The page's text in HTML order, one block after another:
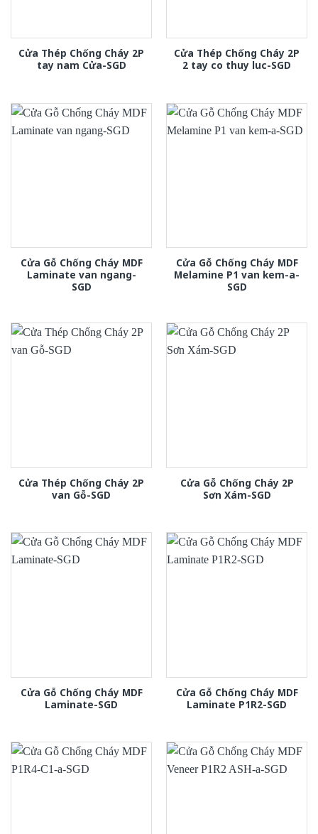
Cửa Thép Chống Cháy 2P
tay nam Cửa-SGD
Cửa Thép Chống Cháy 2P
2 tay co thuy luc-SGD
Cửa Gỗ Chống Cháy MDF
Laminate van ngang-
SGD
Cửa Gỗ Chống Cháy MDF
Melamine P1 van kem-a-
SGD
Cửa Thép Chống Cháy 2P
van Gỗ-SGD
Cửa Gỗ Chống Cháy 2P
Sơn Xám-SGD
Cửa Gỗ Chống Cháy MDF
Laminate-SGD
Cửa Gỗ Chống Cháy MDF
Laminate P1R2-SGD